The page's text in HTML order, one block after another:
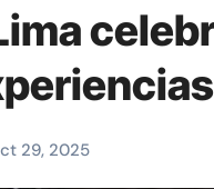
29, 2025